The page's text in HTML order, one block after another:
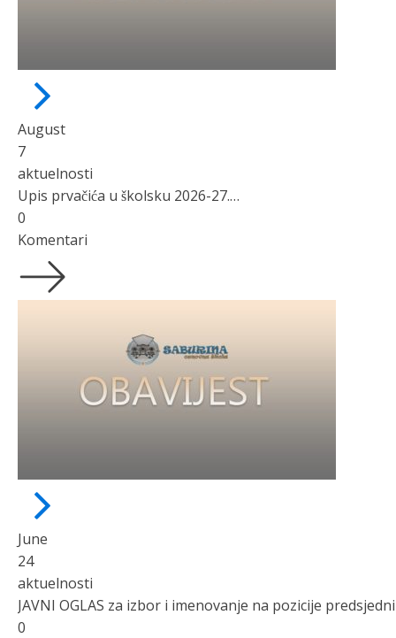
August
7
aktuelnosti
Upis prvačića u školsku 2026-27. godinu
0
Komentari
June
24
aktuelnosti
0